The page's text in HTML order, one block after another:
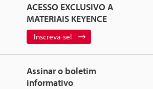
ACESSO EXCLUSIVO A
MATERIAIS KEYENCE
Inscreva-se!
Assinar o boletim
informativo